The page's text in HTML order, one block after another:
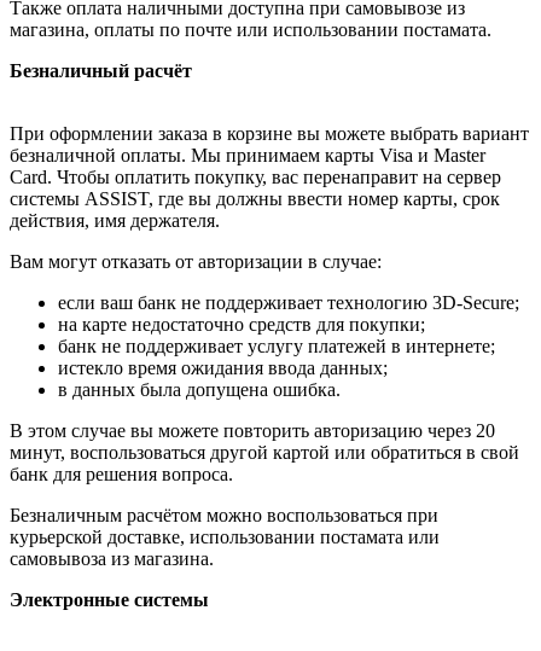
Также оплата наличными доступна при самовывозе из
магазина, оплаты по почте или использовании постамата.
Безналичный расчёт
При оформлении заказа в корзине вы можете выбрать вариант
безналичной оплаты. Мы принимаем карты Visa и Master
Card. Чтобы оплатить покупку, вас перенаправит на сервер
системы ASSIST, где вы должны ввести номер карты, срок
действия, имя держателя.
Вам могут отказать от авторизации в случае:
если ваш банк не поддерживает технологию 3D-Secure;
на карте недостаточно средств для покупки;
банк не поддерживает услугу платежей в интернете;
истекло время ожидания ввода данных;
в данных была допущена ошибка.
В этом случае вы можете повторить авторизацию через 20
минут, воспользоваться другой картой или обратиться в свой
банк для решения вопроса.
Безналичным расчётом можно воспользоваться при
курьерской доставке, использовании постамата или
самовывоза из магазина.
Электронные системы